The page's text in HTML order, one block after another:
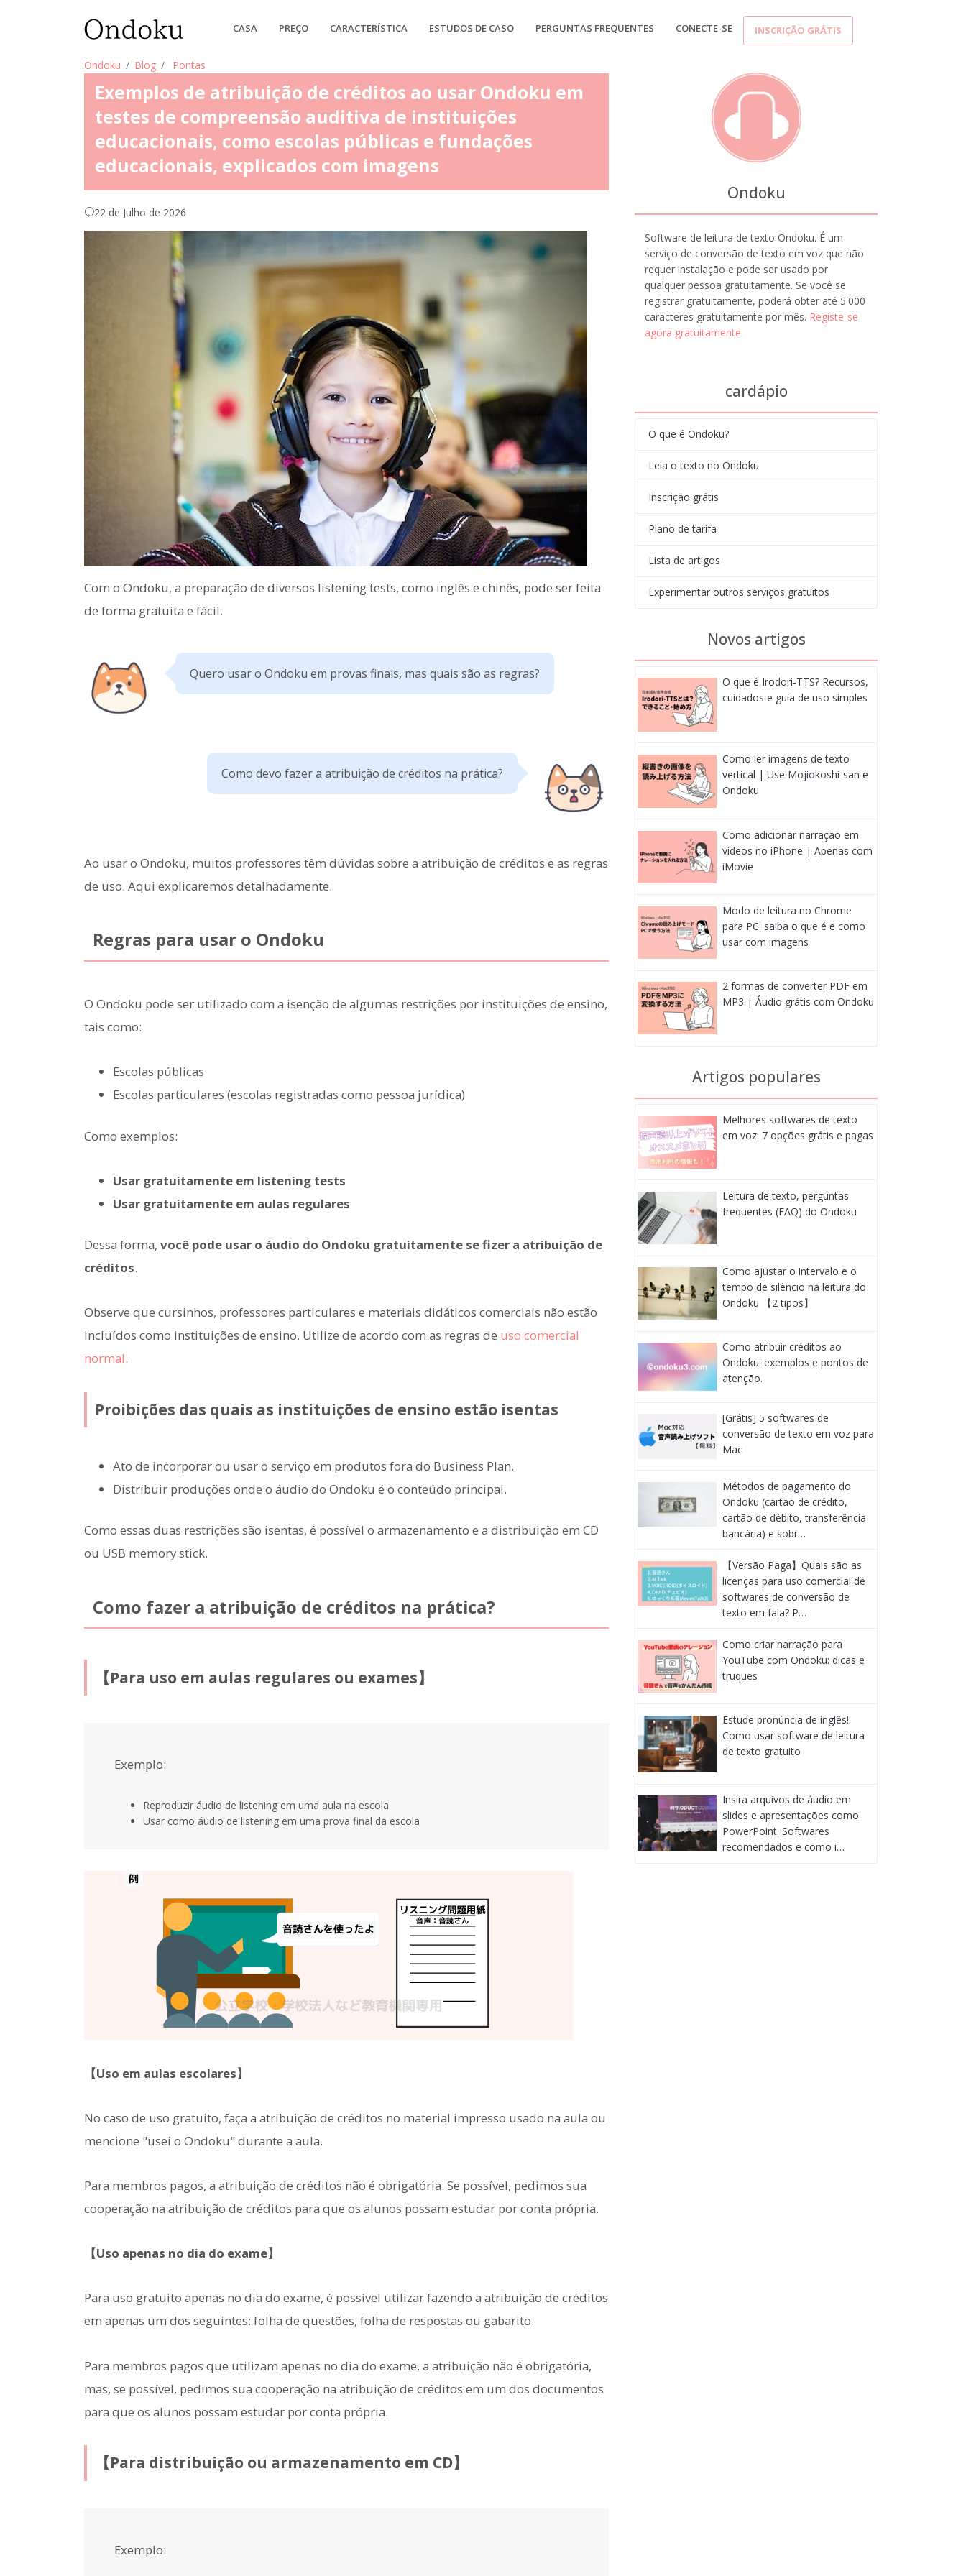
CASA PREÇO CARACTERÍSTICA ESTUDOS DE CASO PERGUNTAS FREQUENTES CONECTE-SE INSCRIÇÃO GRÁTIS
Ondoku Blog Pontas
Exemplos de atribuição de créditos ao usar Ondoku em
testes de compreensão auditiva de instituições
educacionais, como escolas públicas e fundações
educacionais, explicados com imagens
22 de Julho de 2026
Com o Ondoku, a preparação de diversos listening tests, como inglês e chinês, pode ser feita
de forma gratuita e fácil.
Quero usar o Ondoku em provas finais, mas quais são as regras?
Como devo fazer a atribuição de créditos na prática?
Ao usar o Ondoku, muitos professores têm dúvidas sobre a atribuição de créditos e as regras
de uso. Aqui explicaremos detalhadamente.
Regras para usar o Ondoku
O Ondoku pode ser utilizado com a isenção de algumas restrições por instituições de ensino,
tais como:
Escolas públicas
Escolas particulares (escolas registradas como pessoa jurídica)
Como exemplos:
Usar gratuitamente em listening tests
Usar gratuitamente em aulas regulares
Dessa forma, você pode usar o áudio do Ondoku gratuitamente se fizer a atribuição de
créditos.
Observe que cursinhos, professores particulares e materiais didáticos comerciais não estão
incluídos como instituições de ensino. Utilize de acordo com as regras de uso comercial
normal.
Proibições das quais as instituições de ensino estão isentas
Ato de incorporar ou usar o serviço em produtos fora do Business Plan.
Distribuir produções onde o áudio do Ondoku é o conteúdo principal.
Como essas duas restrições são isentas, é possível o armazenamento e a distribuição em CD
ou USB memory stick.
Como fazer a atribuição de créditos na prática?
【Para uso em aulas regulares ou exames】
Exemplo:
Reproduzir áudio de listening em uma aula na escola
Usar como áudio de listening em uma prova final da escola
【Uso em aulas escolares】
No caso de uso gratuito, faça a atribuição de créditos no material impresso usado na aula ou
mencione "usei o Ondoku" durante a aula.
Para membros pagos, a atribuição de créditos não é obrigatória. Se possível, pedimos sua
cooperação na atribuição de créditos para que os alunos possam estudar por conta própria.
【Uso apenas no dia do exame】
Para uso gratuito apenas no dia do exame, é possível utilizar fazendo a atribuição de créditos
em apenas um dos seguintes: folha de questões, folha de respostas ou gabarito.
Para membros pagos que utilizam apenas no dia do exame, a atribuição não é obrigatória,
mas, se possível, pedimos sua cooperação na atribuição de créditos em um dos documentos
para que os alunos possam estudar por conta própria.
【Para distribuição ou armazenamento em CD】
Exemplo:
Ondoku
Software de leitura de texto Ondoku. É um
serviço de conversão de texto em voz que não
requer instalação e pode ser usado por
qualquer pessoa gratuitamente. Se você se
registrar gratuitamente, poderá obter até 5.000
caracteres gratuitamente por mês. Registe-se
agora gratuitamente
cardápio
O que é Ondoku?
Leia o texto no Ondoku
Inscrição grátis
Plano de tarifa
Lista de artigos
Experimentar outros serviços gratuitos
Novos artigos
O que é Irodori-TTS? Recursos,
cuidados e guia de uso simples
Como ler imagens de texto
vertical | Use Mojiokoshi-san e
Ondoku
Como adicionar narração em
vídeos no iPhone | Apenas com
iMovie
Modo de leitura no Chrome
para PC: saiba o que é e como
usar com imagens
2 formas de converter PDF em
MP3 | Áudio grátis com Ondoku
Artigos populares
Melhores softwares de texto
em voz: 7 opções grátis e pagas
Leitura de texto, perguntas
frequentes (FAQ) do Ondoku
Como ajustar o intervalo e o
tempo de silêncio na leitura do
Ondoku 【2 tipos】
Como atribuir créditos ao
Ondoku: exemplos e pontos de
atenção.
[Grátis] 5 softwares de
conversão de texto em voz para
Mac
Métodos de pagamento do
Ondoku (cartão de crédito,
cartão de débito, transferência
bancária) e sobr…
【Versão Paga】Quais são as
licenças para uso comercial de
softwares de conversão de
texto em fala? P…
Como criar narração para
YouTube com Ondoku: dicas e
truques
Estude pronúncia de inglês!
Como usar software de leitura
de texto gratuito
Insira arquivos de áudio em
slides e apresentações como
PowerPoint. Softwares
recomendados e como i…